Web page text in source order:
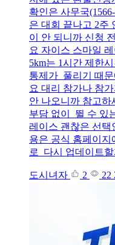
확인은 사무국
은 대회 끝나고 2주
이 안 되니까 신청
요 자이스 스마일
5km는 1시간 제한
통제가 풀리기 때
요 대리 참가나 참
안 나오니까 참고하
부담 없이 뛸 수 있
레이스 괜찮은 선택
용은 공식 홈페이
로 다시 업데이트할
도시녀자 2 22